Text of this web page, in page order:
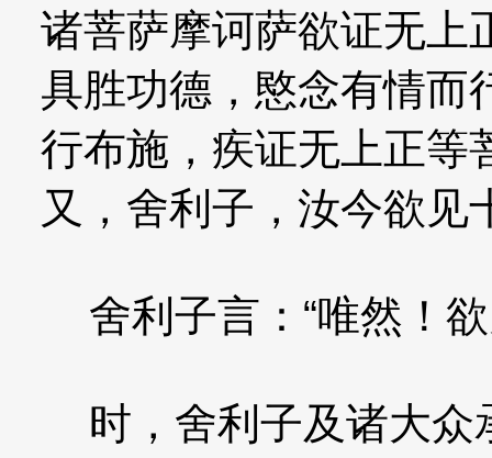
诸菩萨摩诃萨欲证无上
具胜功德，愍念有情而
行布施，疾证无上正等
又，舍利子，汝今欲见
舍利子言：“唯然！欲
时，舍利子及诸大众